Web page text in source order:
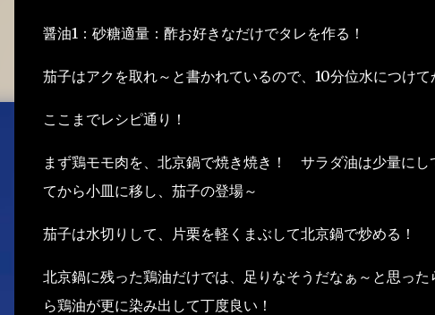
醤油1：砂糖適量：酢お好きなだけでタレを作る！
茄子はアクを取れ～と書かれているので、10分位水につけて
ここまでレシピ通り！
まず鶏モモ肉を、北京鍋で焼き焼き！ サラダ油は少量に
てから小皿に移し、茄子の登場～
茄子は水切りして、片栗を軽くまぶして北京鍋で炒める！
北京鍋に残った鶏油だけでは、足りなそうだなぁ～と思っ
ら鶏油が更に染み出して丁度良い！